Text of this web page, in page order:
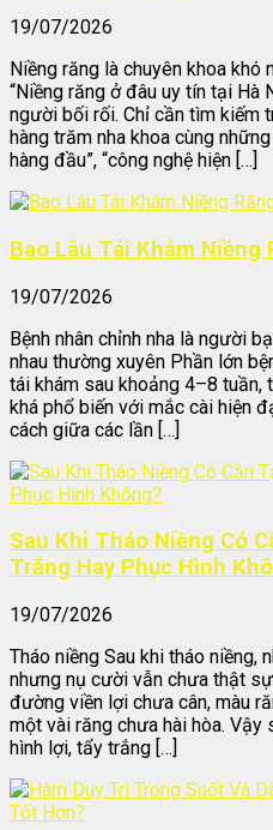
19/07/2026
Niềng răng là chuyên khoa
“Niềng răng ở đâu uy tín tại Hà
người bối rối. Chỉ cần tìm kiếm
hàng trăm nha khoa cùng
hàng đầu”, “công nghệ hiện […]
Bao Lâu Tái Khám Niềng
19/07/2026
Bệnh nhân chỉnh nha là người
nhau thường xuyên Phần lớn
tái khám sau khoảng 4–8
khá phổ biến với mắc cài hiện
cách giữa các lần […]
Sau Khi Tháo Niềng Có
Trắng Hay Phục Hình
19/07/2026
Tháo niềng Sau khi tháo niềng,
nhưng nụ cười vẫn chưa thật
đường viền lợi chưa cân, màu
một vài răng chưa hài hòa. Vậy
hình lợi, tẩy trắng […]